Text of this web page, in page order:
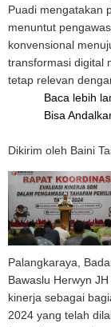
Puadi mengatakan
menuntut
konvensional
transformasi digital
tetap relevan
Baca lebih
Bisa
Dikirim oleh Baini
Palangkaraya,
Bawaslu Herwyn
kinerja sebagai
2024 yang telah